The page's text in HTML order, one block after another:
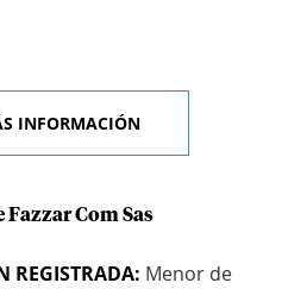
INFORMACIÓN
Com Sas
REGISTRADA: Menor de